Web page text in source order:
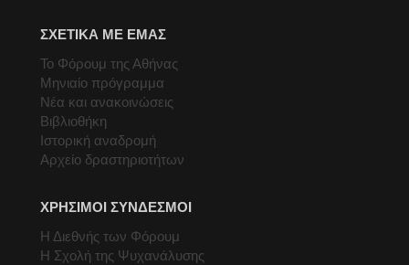
ΣΧΕΤΙΚΑ ΜΕ ΕΜΑΣ
Το Φόρουμ της Αθήνας
Μηνιαίο πρόγραμμα
Νέα και ανακοινώσεις
Βιβλιοθήκη
Ιστορική αναδρομή
Αρχείο δραστηριοτήτων
ΧΡΗΣΙΜΟΙ ΣΥΝΔΕΣΜΟΙ
Η Διεθνής των Φόρουμ
Η Σχολή της Ψυχανάλυσης